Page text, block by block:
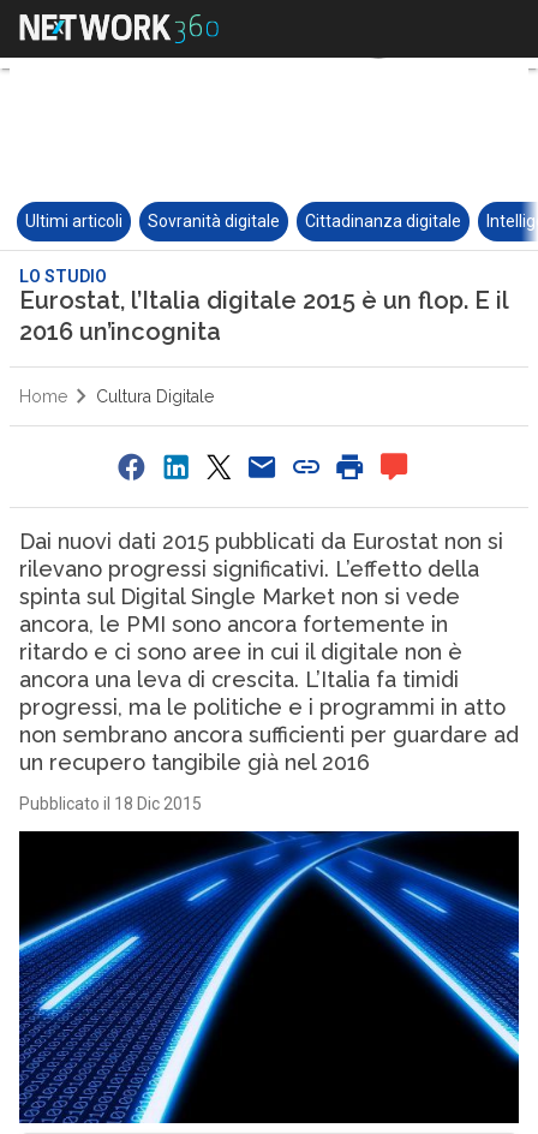
Ultimi articoli Sovranità digitale Cittadinanza digitale
LO STUDIO
Eurostat, l’Italia digitale 2015 è un flop. E il
2016 un’incognita
Home Cultura Digitale
Dai nuovi dati 2015 pubblicati da Eurostat non si
rilevano progressi significativi. L’effetto della
spinta sul Digital Single Market non si vede
ancora, le PMI sono ancora fortemente in
ritardo e ci sono aree in cui il digitale non è
ancora una leva di crescita. L’Italia fa timidi
progressi, ma le politiche e i programmi in atto
non sembrano ancora sufficienti per guardare ad
un recupero tangibile già nel 2016
Pubblicato il 18 Dic 2015